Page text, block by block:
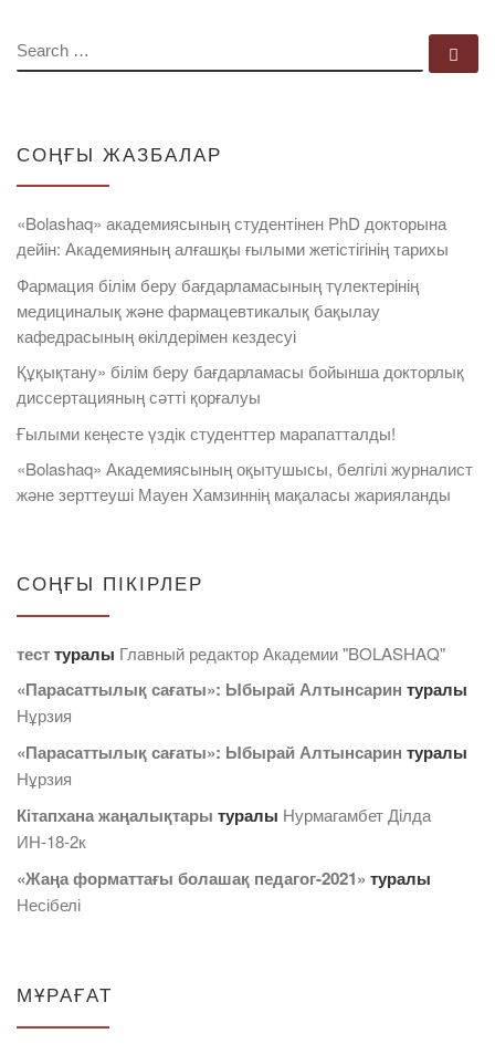
SEARCH
СОҢҒЫ ЖАЗБАЛАР
«Bolashaq» академиясының студентінен PhD докторына
дейін: Академияның алғашқы ғылыми жетістігінің тарихы
Фармация білім беру бағдарламасының түлектерінің
медициналық және фармацевтикалық бақылау
кафедрасының өкілдерімен кездесуі
Құқықтану» білім беру бағдарламасы бойынша докторлық
диссертацияның сәтті қорғалуы
Ғылыми кеңесте үздік студенттер марапатталды!
«Bolashaq» Академиясының оқытушысы, белгілі журналист
және зерттеуші Мауен Хамзиннің мақаласы жарияланды
СОҢҒЫ ПІКІРЛЕР
тесттуралы Главный редактор Академии "BOLASHAQ"
«Парасаттылық сағаты»: Ыбырай Алтынсарин туралы
Нұрзия
«Парасаттылық сағаты»: Ыбырай Алтынсарин туралы
Нұрзия
Кітапхана жаңалықтары туралы Нурмагамбет Дiлда
ИН-18-2к
«Жаңа форматтағы болашақ педагог-2021» туралы
Несібелі
МҰРАҒАТ